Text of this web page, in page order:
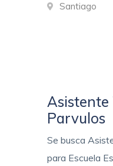
Santiago
Asistente
Parvulos
Se busca
para Escuela